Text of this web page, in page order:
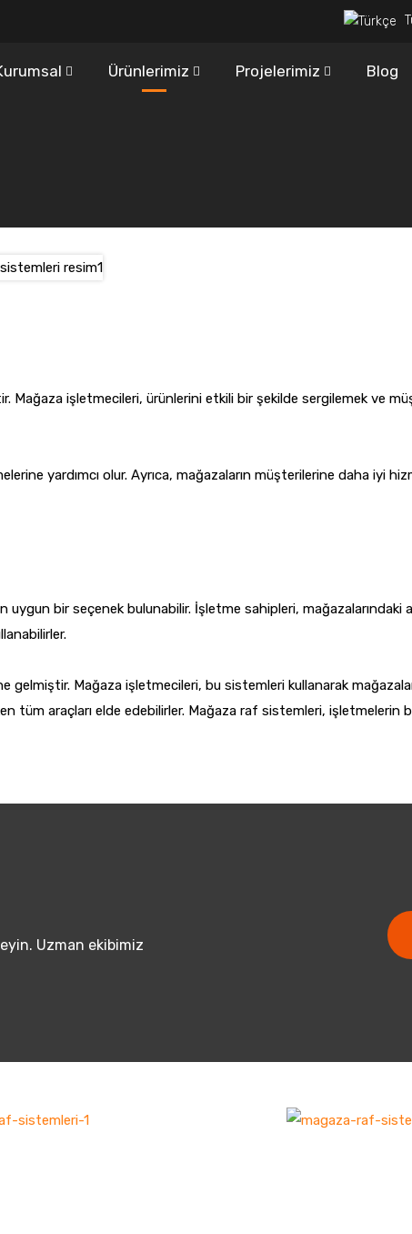
Ürünlerimiz Projelerimiz Blog
işletmecileri, ürünlerini etkili bir şekilde sergilemek ve
yardımcı olur. Ayrıca, mağazaların müşterilerine daha iyi
bir seçenek bulunabilir. İşletme sahipleri, mağazalarındaki
Mağaza işletmecileri, bu sistemleri kullanarak
tüm araçları elde edebilirler. Mağaza raf sistemleri, işletmelerin
Uzman ekibimiz